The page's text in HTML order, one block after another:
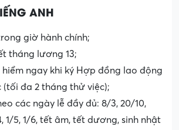
ANH
giờ hành chính;
tháng lương 13;
ngay khi ký Hợp đồng lao động
(tối đa 2 tháng thử việc);
các ngày lễ đầy đủ: 8/3, 20/10,
1/5, 1/6, tết âm, tết dương, sinh nhật